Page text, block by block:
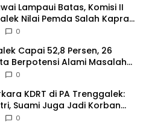
Lampaui Batas, Komisi II
Nilai Pemda Salah Kaprah
0
Capai 52,8 Persen, 26
Berpotensi Alami Masalah
0
KDRT di PA Trenggalek:
Suami Juga Jadi Korban
0